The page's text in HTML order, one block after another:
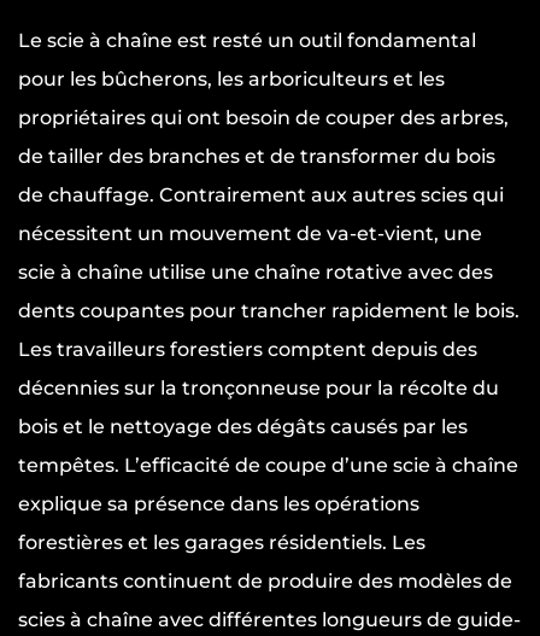
Le scie à chaîne est resté un outil fondamental
pour les bûcherons, les arboriculteurs et les
propriétaires qui ont besoin de couper des arbres,
de tailler des branches et de transformer du bois
de chauffage. Contrairement aux autres scies qui
nécessitent un mouvement de va-et-vient, une
scie à chaîne utilise une chaîne rotative avec des
dents coupantes pour trancher rapidement le bois.
Les travailleurs forestiers comptent depuis des
décennies sur la tronçonneuse pour la récolte du
bois et le nettoyage des dégâts causés par les
tempêtes. L’efficacité de coupe d’une scie à chaîne
explique sa présence dans les opérations
forestières et les garages résidentiels. Les
fabricants continuent de produire des modèles de
scies à chaîne avec différentes longueurs de guide-